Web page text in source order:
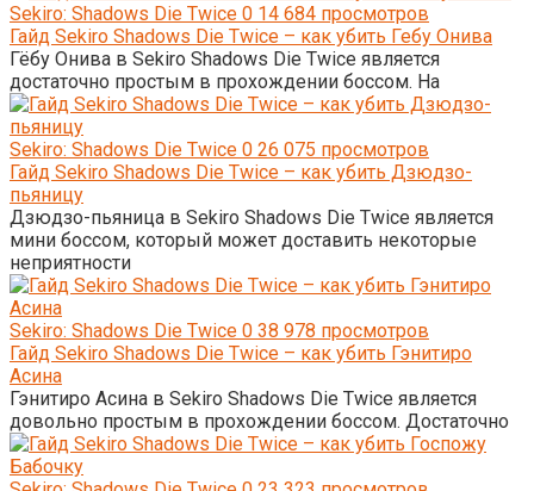
Sekiro: Shadows Die Twice 0 14 684 просмотров
Гайд Sekiro Shadows Die Twice – как убить Гебу Онива
Гёбу Онива в Sekiro Shadows Die Twice является
достаточно простым в прохождении боссом. На
Sekiro: Shadows Die Twice 0 26 075 просмотров
Гайд Sekiro Shadows Die Twice – как убить Дзюдзо-
пьяницу
Дзюдзо-пьяница в Sekiro Shadows Die Twice является
мини боссом, который может доставить некоторые
неприятности
Sekiro: Shadows Die Twice 0 38 978 просмотров
Гайд Sekiro Shadows Die Twice – как убить Гэнитиро
Асина
Гэнитиро Асина в Sekiro Shadows Die Twice является
довольно простым в прохождении боссом. Достаточно